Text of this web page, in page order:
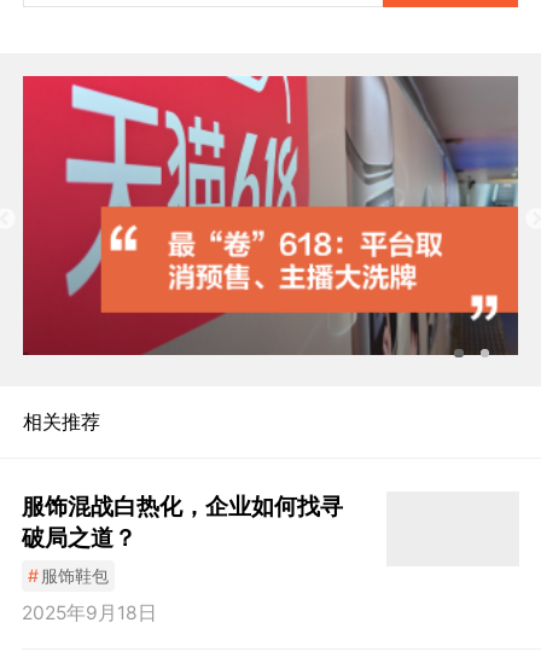
相关推荐
服饰混战白热化，企业如何找寻
破局之道？
#服饰鞋包
2025年9月18日